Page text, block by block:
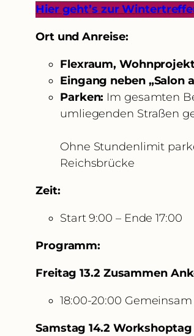
Hier geht’s zur
Ort und Anreise:
Flexraum,
Eingang neben „Salon
Parken: Im gesamten
umliegenden Straßen
Ohne Stundenlimit
Reichsbrücke
Zeit:
Start 9:00 – Ende 17:00
Programm:
Freitag 13.2 Zusammen
18:00-20:00
Samstag 14.2